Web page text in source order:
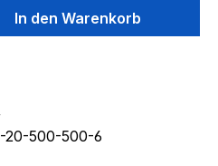
den
In den Warenkorb
20-500-500-6